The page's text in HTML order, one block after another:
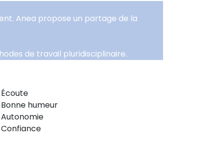
Anea propose un partage de la
de travail pluridisciplinaire.
Écoute
Bonne humeur
Autonomie
Confiance